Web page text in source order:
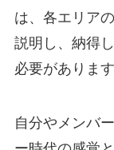
は、各エリア
説明し、納得
必要があります
自分やメンバ